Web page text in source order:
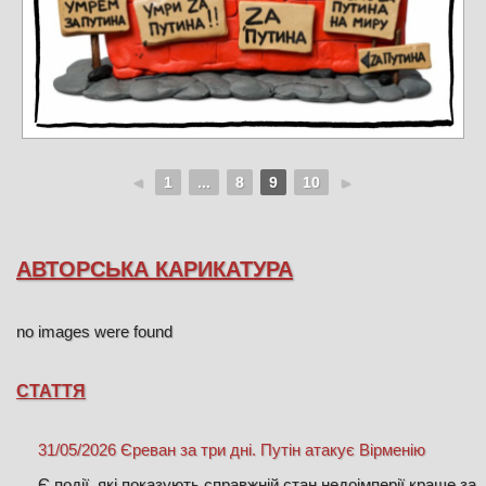
◄ 1 ... 8 9 10 ►
АВТОРСЬКА КАРИКАТУРА
no images were found
СТАТТЯ
31/05/2026 Єреван за три дні. Путін атакує Вірменію